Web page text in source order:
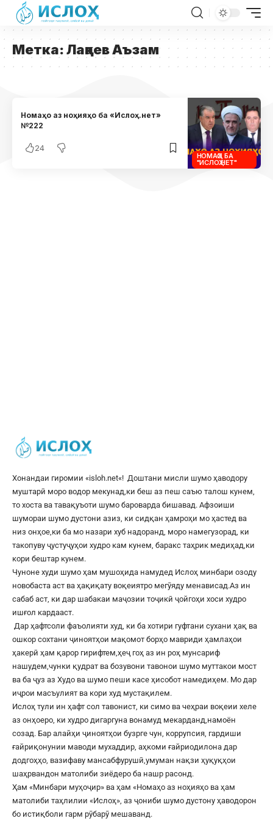
Метка:Лақаев Аъзам
НОМАҲО БА
"ИСЛОҲ.НЕТ"
Номаҳо аз ноҳияҳо ба «Ислоҳ.нет»
№222
24
Хонандаи гиромии «isloh.net«! Доштани мисли шумо ҳаводору
муштарӣ моро водор мекунад,ки беш аз пеш саъю талош кунем,
то хоста ва тавақуъоти шумо бароварда бишавад. Афзоиши
шумораи шумо дустони азиз, ки сидқан ҳамроҳи мо ҳастед ва
низ онҳое,ки ба мо назари хуб надоранд, моро намегузорад, ки
такопуву ҷустуҷуҳои худро кам кунем, баракс таҳрик медиҳад,ки
кори бештар кунем.
Чуноне худи шумо ҳам мушоҳида намудед Ислоҳ минбари озоду
новобаста аст ва ҳақиқату воқеиятро мегӯяду менависад.Аз ин
сабаб аст, ки дар шабакаи маҷозии тоҷикӣ ҷойгоҳи хоси худро
ишғол кардааст.
Дар ҳафтсоли фаъолияти худ, ки ба хотири гуфтани сухани ҳақ ва
ошкор сохтани ҷиноятҳои мақомот борҳо мавриди ҳамлаҳои
ҳакерӣ ҳам қарор гирифтем,ҳеҷ гоҳ аз ин роҳ мунсариф
нашудем,чунки қудрат ва бозувони тавонои шумо муттакои мост
ва ба ҷуз аз Худо ва шумо пеши касе ҳисобот намедиҳем. Мо дар
иҷрои масъулият ва кори худ мустақилем.
Ислоҳ тули ин ҳафт сол тавонист, ки симо ва чеҳраи воқеии хеле
аз онҳоеро, ки худро дигаргуна вонамуд мекарданд,намоён
созад. Бар алайҳи ҷиноятҳои бузрге чун, коррупсия, гардиши
ғайриқонунии маводи мухаддир, аҳкоми ғайриодилона дар
додгоҳҳо, вазифаву мансабфурушӣ,умуман нақзи ҳуқуқҳои
шаҳрвандон матолиби зиёдеро ба нашр расонд.
Ҳам «Минбари муҳоҷир» ва ҳам «Номаҳо аз ноҳияҳо ва ҳам
матолиби таҳлилии «Ислоҳ», аз ҷониби шумо дустону ҳаводорон
бо истиқболи гарм рӯбарӯ мешаванд.